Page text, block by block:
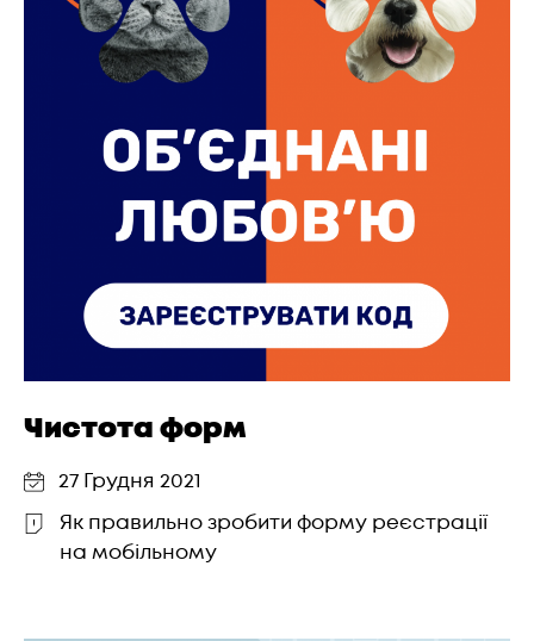
Чистота форм
27 Грудня 2021
Як правильно зробити форму реєстрації
на мобільному